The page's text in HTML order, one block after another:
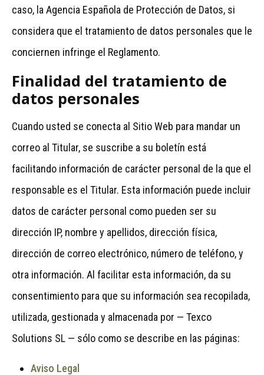
caso, la Agencia Española de Protección de Datos, si
considera que el tratamiento de datos personales que le
conciernen infringe el Reglamento.
Finalidad del tratamiento de
datos personales
Cuando usted se conecta al Sitio Web para mandar un
correo al Titular, se suscribe a su boletín está
facilitando información de carácter personal de la que el
responsable es el Titular. Esta información puede incluir
datos de carácter personal como pueden ser su
dirección IP, nombre y apellidos, dirección física,
dirección de correo electrónico, número de teléfono, y
otra información. Al facilitar esta información, da su
consentimiento para que su información sea recopilada,
utilizada, gestionada y almacenada por — Texco
Solutions SL — sólo como se describe en las páginas:
Aviso Legal